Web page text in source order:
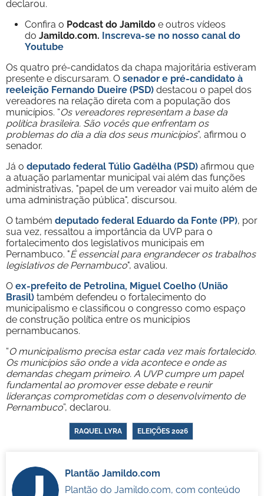
declarou.
Confira o Podcast do Jamildo e outros vídeos
do Jamildo.com. Inscreva-se no nosso canal do
Youtube
Os quatro pré-candidatos da chapa majoritária estiveram
presente e discursaram. O senador e pré-candidato à
reeleição Fernando Dueire (PSD) destacou o papel dos
vereadores na relação direta com a população dos
municípios. “Os vereadores representam a base da
política brasileira. São vocês que enfrentam os
problemas do dia a dia dos seus municípios”, afirmou o
senador.
Já o deputado federal Túlio Gadêlha (PSD) afirmou que
a atuação parlamentar municipal vai além das funções
administrativas, "papel de um vereador vai muito além de
uma administração pública", discursou.
O também deputado federal Eduardo da Fonte (PP), por
sua vez, ressaltou a importância da UVP para o
fortalecimento dos legislativos municipais em
Pernambuco. "É essencial para engrandecer os trabalhos
legislativos de Pernambuco", avaliou.
O ex-prefeito de Petrolina, Miguel Coelho (União
Brasil) também defendeu o fortalecimento do
municipalismo e classificou o congresso como espaço
de construção política entre os municípios
pernambucanos.
“O municipalismo precisa estar cada vez mais fortalecido.
Os municípios são onde a vida acontece e onde as
demandas chegam primeiro. A UVP cumpre um papel
fundamental ao promover esse debate e reunir
lideranças comprometidas com o desenvolvimento de
Pernambuco”, declarou.
RAQUEL LYRA ELEIÇÕES 2026
Plantão Jamildo.com
Plantão do Jamildo.com, com conteúdo